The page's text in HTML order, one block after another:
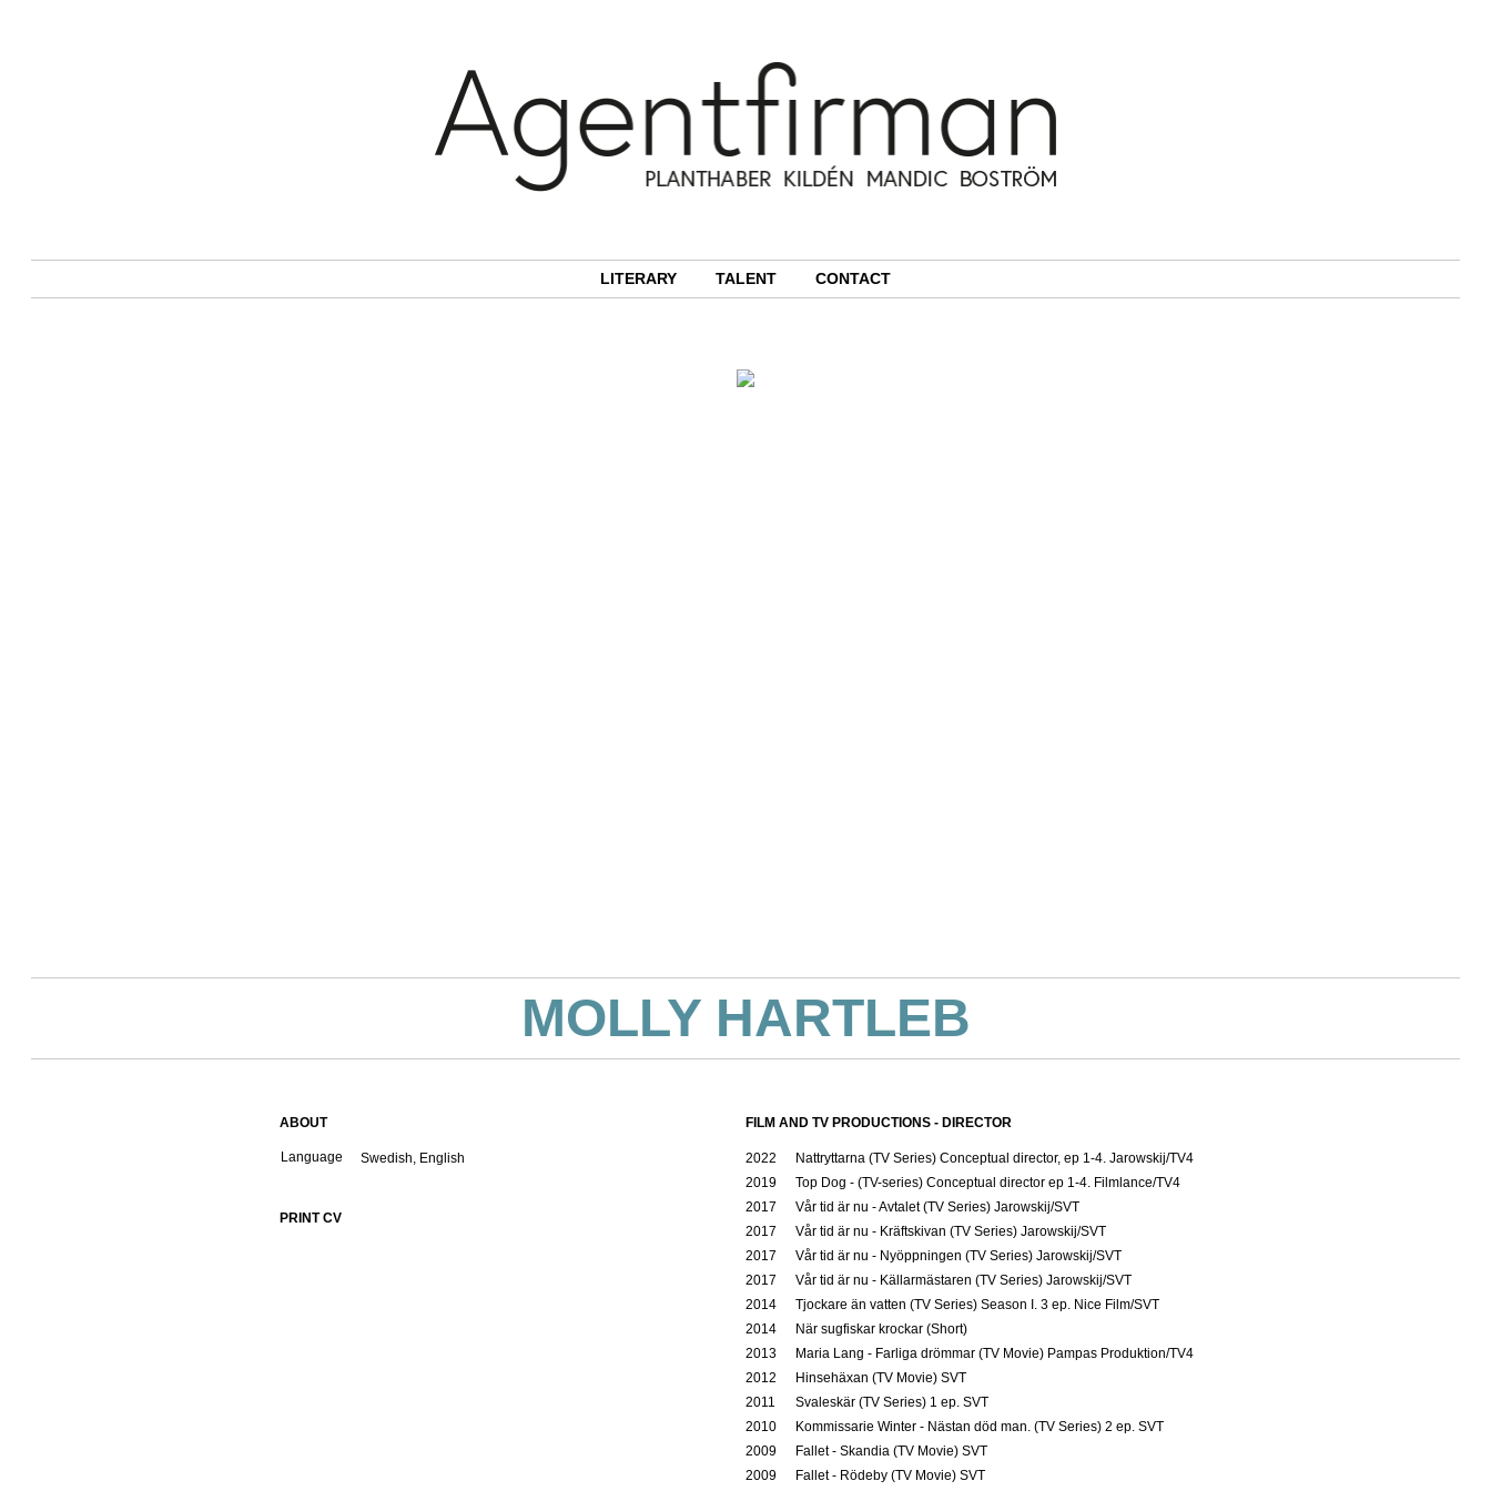
LITERARY TALENT CONTACT
MOLLY HARTLEB
ABOUT
Language Swedish, English
PRINT CV
FILM AND TV PRODUCTIONS - DIRECTOR
2022
Nattryttarna (TV Series) Conceptual director, ep 1-4. Jarowskij/TV4
2019
Top Dog - (TV-series) Conceptual director ep 1-4. Filmlance/TV4
2017
Vår tid är nu - Avtalet (TV Series) Jarowskij/SVT
2017
Vår tid är nu - Kräftskivan (TV Series) Jarowskij/SVT
2017
Vår tid är nu - Nyöppningen (TV Series) Jarowskij/SVT
2017
Vår tid är nu - Källarmästaren (TV Series) Jarowskij/SVT
2014
Tjockare än vatten (TV Series) Season I. 3 ep. Nice Film/SVT
2014
När sugfiskar krockar (Short)
2013
Maria Lang - Farliga drömmar (TV Movie) Pampas Produktion/TV4
2012
Hinsehäxan (TV Movie) SVT
2011
Svaleskär (TV Series) 1 ep. SVT
2010
Kommissarie Winter - Nästan död man. (TV Series) 2 ep. SVT
2009
Fallet - Skandia (TV Movie) SVT
2009
Fallet - Rödeby (TV Movie) SVT